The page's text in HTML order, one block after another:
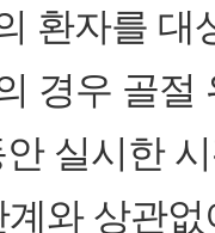
환자를 대
경우 골
실시한
와 상관